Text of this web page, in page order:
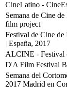
CineLatino -
Semana de Cine
film project
Festival de Cine
| España, 2017
ALCINE - Festival
D'A Film Festival
Semana del
2017 Madrid en